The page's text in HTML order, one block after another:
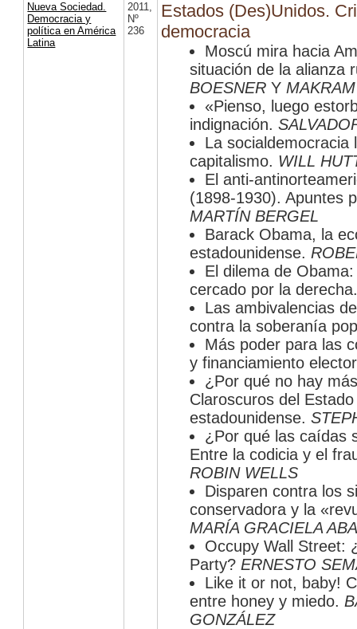
Nueva Sociedad.
Democracia y
política en América
Latina
2011,
Nº
236
Estados (Des)Unidos.
democracia
Moscú mira hacia
situación de la alianza
BOESNER Y
«Pienso, luego
indignación.
La socialdemocracia
capitalismo. WILL
El anti-
(1898-1930). Apuntes
MARTÍN BERGEL
Barack Obama, la
estadounidense.
El dilema de
cercado por la
Las ambivalencias
contra la soberanía
Más poder para las
y financiamiento
¿Por qué no hay
Claroscuros del
estadounidense.
¿Por qué las caídas
Entre la codicia y el
ROBIN WELLS
Disparen contra los
conservadora y la
MARÍA GRACIELA
Occupy Wall Street:
Party? ERNESTO
Like it or not, baby!
entre honey y miedo.
GONZÁLEZ